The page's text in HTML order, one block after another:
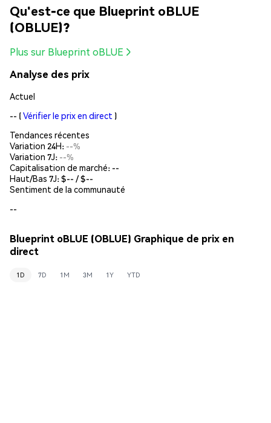
Qu'est-ce que Blueprint oBLUE
(OBLUE)?
Plus sur Blueprint oBLUE
Analyse des prix
Actuel
-- (Vérifier le prix en direct )
Tendances récentes
Variation 24H: --%
Variation 7J: --%
Capitalisation de marché: --
Haut/Bas 7J: $-- / $--
Sentiment de la communauté
--
Blueprint oBLUE (OBLUE) Graphique de prix en
direct
1D 7D 1M 3M 1Y YTD